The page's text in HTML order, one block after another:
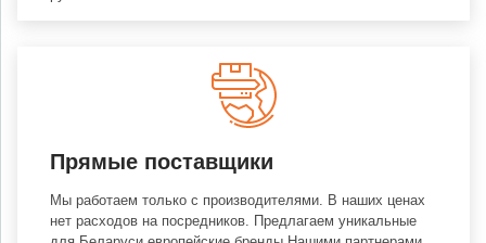
Прямые поставщики
Мы работаем только с производителями. В наших ценах
нет расходов на посредников. Предлагаем уникальные